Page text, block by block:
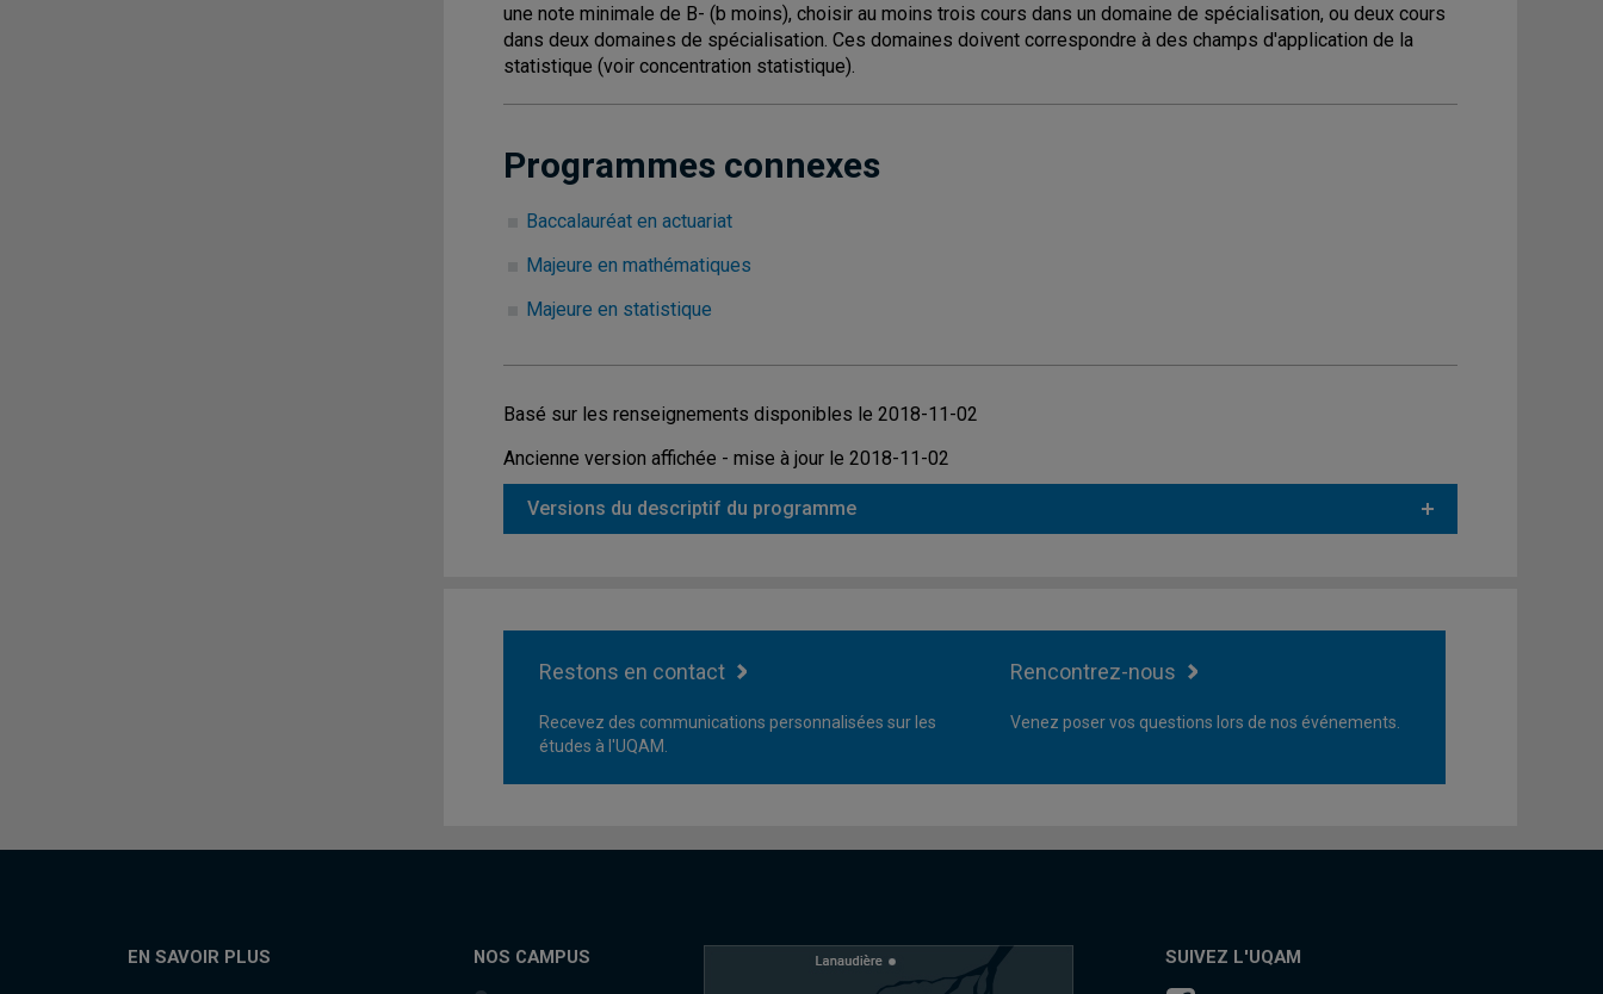
une note minimale de B- (b moins), choisir au moins trois cours dans un domaine de spécialisation, ou deux cours
dans deux domaines de spécialisation. Ces domaines doivent correspondre à des champs d'application de la
statistique (voir concentration statistique).
Programmes connexes
Baccalauréat en actuariat
Majeure en mathématiques
Majeure en statistique
Basé sur les renseignements disponibles le 2018-11-02
Ancienne version affichée - mise à jour le 2018-11-02
Versions du descriptif du programme
Restons en contact
Recevez des communications personnalisées sur les
études à l'UQAM.
Rencontrez-nous
Venez poser vos questions lors de nos événements.
EN SAVOIR PLUS NOS CAMPUS SUIVEZ L'UQAM